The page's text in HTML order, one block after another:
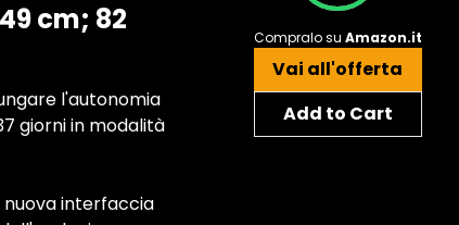
cm; 82
l'autonomia
giorni in modalità
nuova interfaccia
Compralo su Amazon.it
Vai all'offerta
Add to Cart